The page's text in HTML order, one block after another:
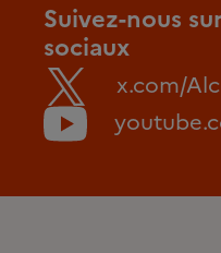
Suivez-nous
sociaux
x.com/